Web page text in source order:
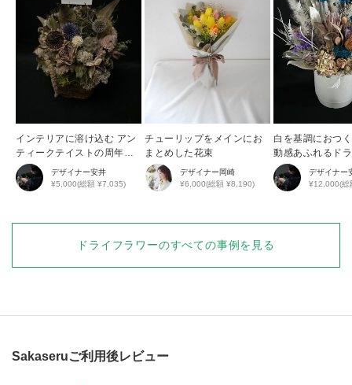
インテリアに溶け込む アン
ティークテイストの周年祝
い花
デザイナー安井
¥5,000(総額 ¥7,035)
チューリップをメインにお
まとめした花束
デザイナー岡崎
¥6,000(総額 ¥8,190)
白を基調におつ
動感あふれるド
ーアレンジデザイナー
¥12,000(総
ドライフラワーのすべての事例を見る
Sakaseruご利用後レビュー